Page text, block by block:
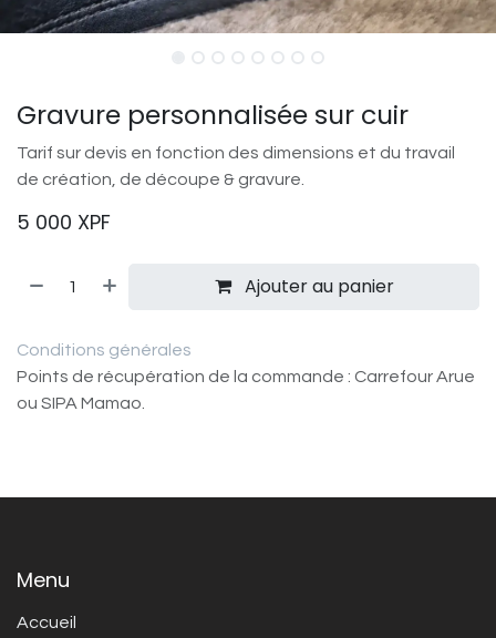
Gravure personnalisée sur cuir
Tarif sur devis en fonction des dimensions et du travail
de création, de découpe & gravure.
5 000 XPF
Ajouter au panier
Conditions générales
Points de récupération de la commande : Carrefour Arue
ou SIPA Mamao.
Menu
Accueil